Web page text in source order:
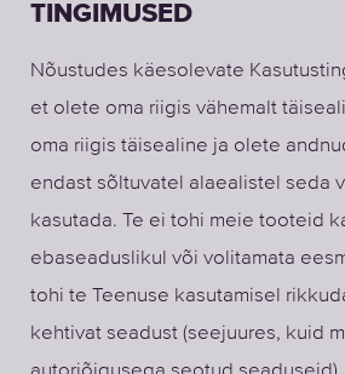
TINGIMUSED
Nõustudes käesolevate
et olete oma riigis vähemalt
oma riigis täisealine ja olete
endast sõltuvatel alaealistel seda
kasutada. Te ei tohi meie tooteid
ebaseaduslikul või volitamata
tohi te Teenuse kasutamisel
kehtivat seadust (seejuures, kuid